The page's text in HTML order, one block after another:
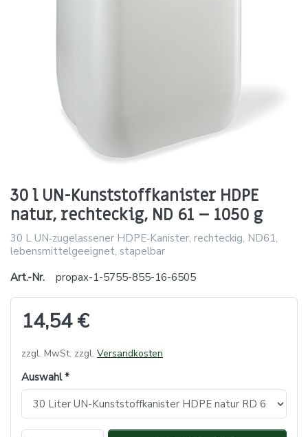
30 l UN-Kunststoffkanister HDPE
natur, rechteckig, ND 61 – 1050 g
30 L UN‑zugelassener HDPE‑Kanister, rechteckig, ND61,
lebensmittelgeeignet, stapelbar
Art.-Nr.
propax-1-5755-855-16-6505
14,54 €
zzgl. MwSt. zzgl. Versandkosten
Auswahl